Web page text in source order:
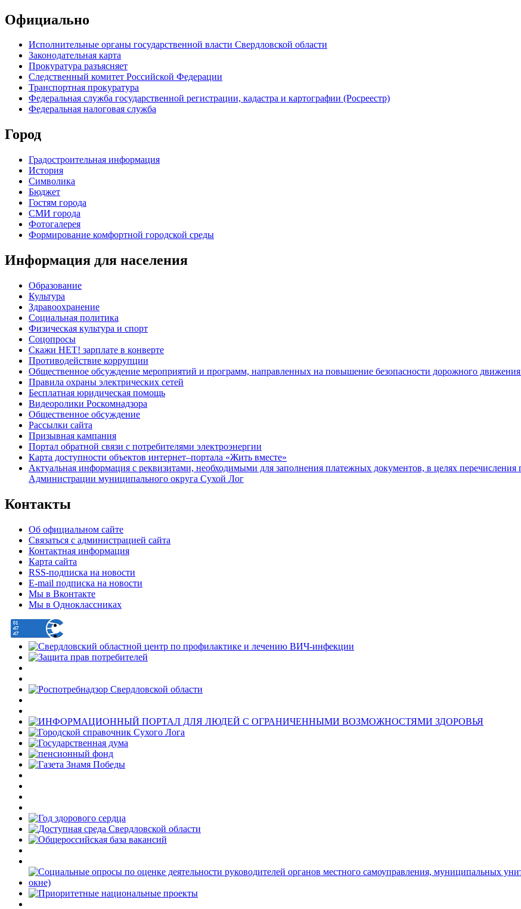
Официально
Исполнительные органы государственной власти Свердловской области
Законодательная карта
Прокуратура разъясняет
Следственный комитет Российской Федерации
Транспортная прокуратура
Федеральная служба государственной регистрации, кадастра и картографии (Росреестр)
Федеральная налоговая служба
Город
Градостроительная информация
История
Символика
Бюджет
Гостям города
СМИ города
Фотогалерея
Формирование комфортной городской среды
Информация для населения
Образование
Культура
Здравоохранение
Социальная политика
Физическая культура и спорт
Соцопросы
Скажи НЕТ! зарплате в конверте
Противодействие коррупции
Общественное обсуждение мероприятий и программ, направленных на повышение безопасности дорожного движения
Правила охраны электрических сетей
Бесплатная юридическая помощь
Видеоролики Роскомнадзора
Общественное обсуждение
Рассылки сайта
Призывная кампания
Портал обратной связи с потребителями электроэнергии
Карта доступности объектов интернет–портала «Жить вместе»
Актуальная информация с реквизитами, необходимыми для заполнения платежных документов, в целях
Администрации муниципального округа Сухой Лог
Контакты
Об официальном сайте
Связаться с администрацией сайта
Контактная информация
Карта сайта
RSS-подписка на новости
E-mail подписка на новости
Мы в Вконтакте
Мы в Одноклассниках